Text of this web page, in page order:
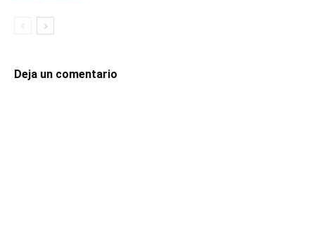
Deja un comentario